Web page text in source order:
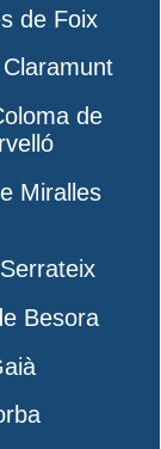
de Foix
de
Miralles
Besora